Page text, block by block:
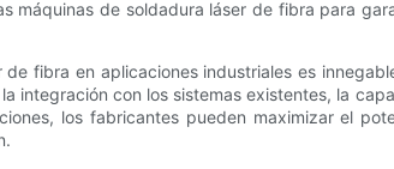
máquinas de soldadura láser de fibra para
fibra en aplicaciones industriales es
integración con los sistemas existentes, la
los fabricantes pueden maximizar el